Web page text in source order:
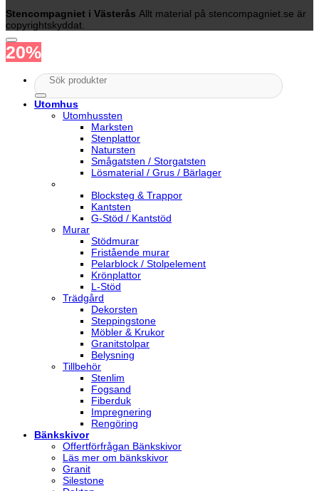
Stencompagniet i Västerås Allt material på stencompagniet.se är
copyrightskyddat.
20%
Sök
efter:
Utomhus
Utomhussten
Marksten
Stenplattor
Natursten
Smågatsten / Storgatsten
Lösmaterial / Grus / Bärlager
Blocksteg & Trappor
Kantsten
G-Stöd / Kantstöd
Murar
Stödmurar
Fristående murar
Pelarblock / Stolpelement
Krönplattor
L-Stöd
Trädgård
Dekorsten
Steppingstone
Möbler & Krukor
Granitstolpar
Belysning
Tillbehör
Stenlim
Fogsand
Fiberduk
Impregnering
Rengöring
Bänkskivor
Offertförfrågan Bänkskivor
Läs mer om bänkskivor
Granit
Silestone